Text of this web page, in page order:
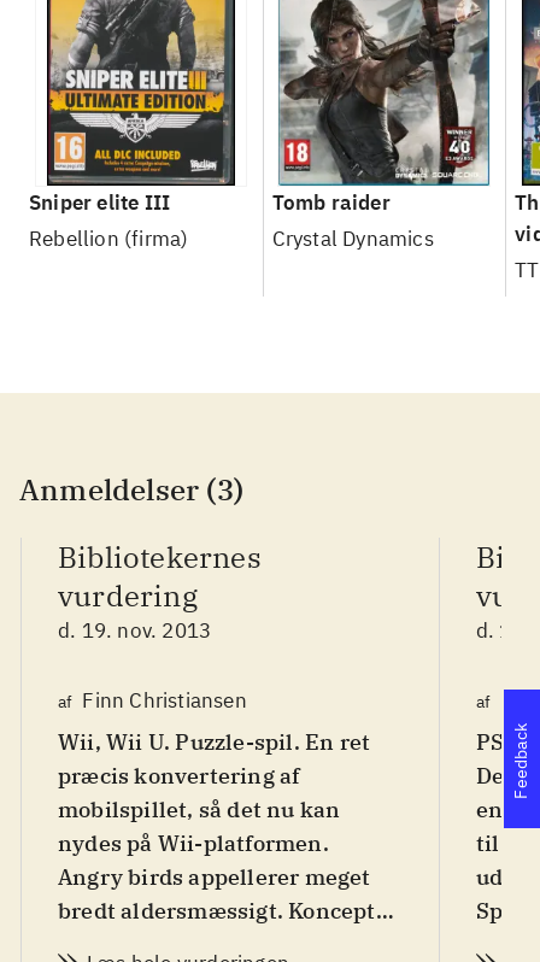
Sniper elite III
Rebellion (firma)
Tomb raider
Crystal Dynamics
Anmeldelser (3)
Bibliotekernes
vurdering
d. 19. nov. 2013
af Finn Christiansen
Wii, Wii U. Puzzle-spil. En ret
præcis konvertering af
mobilspillet, så det nu kan
nydes på Wii-platformen.
Angry birds appellerer meget
bredt aldersmæssigt. Konceptet
d. 19.
af
PS3,
De
en
til
Feedback